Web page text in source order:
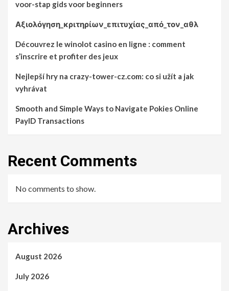
voor-stap gids voor beginners
Αξιολόγηση_κριτηρίων_επιτυχίας_από_τον_αθλ
Découvrez le winolot casino en ligne : comment
s’inscrire et profiter des jeux
Nejlepší hry na crazy-tower-cz.com: co si užít a jak
vyhrávat
Smooth and Simple Ways to Navigate Pokies Online
PayID Transactions
Recent Comments
No comments to show.
Archives
August 2026
July 2026